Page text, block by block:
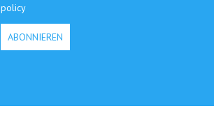
policy